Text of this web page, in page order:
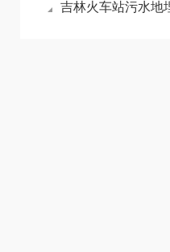
吉林火车站污水地埋式污